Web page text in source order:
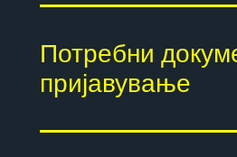
Потребни
пријавување